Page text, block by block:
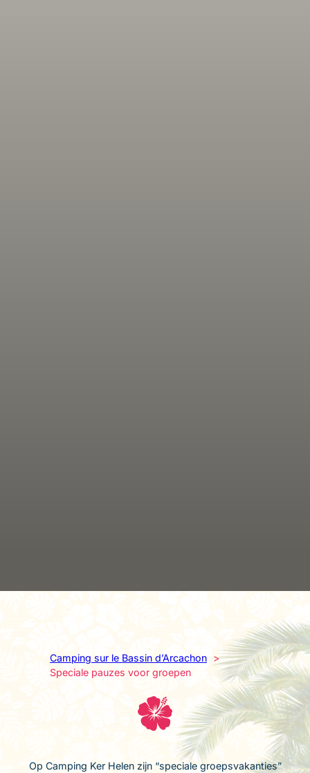
Camping sur le Bassin d’Arcachon
Speciale pauzes voor groepen
Op Camping Ker Helen zijn “speciale groepsvakanties”